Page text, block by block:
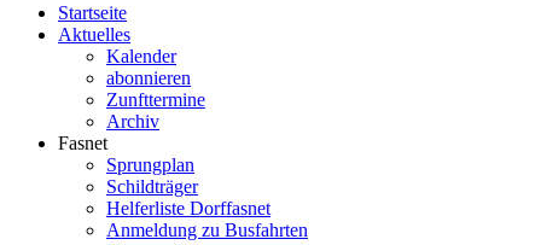
Startseite
Aktuelles
Kalender
abonnieren
Zunfttermine
Archiv
Fasnet
Sprungplan
Schildträger
Helferliste Dorffasnet
Anmeldung zu Busfahrten